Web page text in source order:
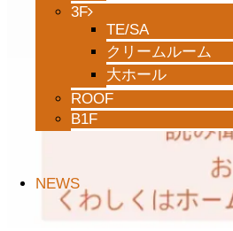
3F
TE/SA
クリームルーム
大ホール
ROOF
B1F
NEWS